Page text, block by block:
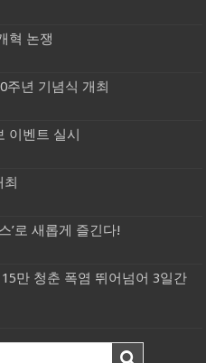
혁 논쟁
주년 기념식 개최
이벤트 실시
최
’로 새롭게 즐긴다!
만 청춘 폭염 뛰어넘어 3일간